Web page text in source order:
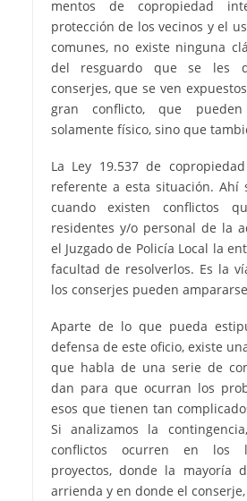
mentos de copropiedad
protección de los vecinos y el
comunes, no existe ninguna
del resguardo que se les
conserjes, que se ven
gran conflicto, que
solamente físico, sino que
La Ley 19.537 de
referente a esta situación. Ahí
cuando existen conflictos
residentes y/o personal de la
el Juzgado de Policía Local la
facultad de resolverlos. Es la
los conserjes pueden
Aparte de lo que pueda
defensa de este oficio, existe
que habla de una serie de
dan para que ocurran los
esos que tienen tan
Si analizamos la
conflictos ocurren en los
proyectos, donde la mayoría
arrienda y en donde el